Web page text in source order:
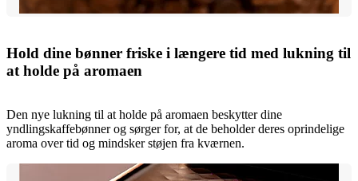
Hold dine bønner friske i længere tid med lukning til
at holde på aromaen
Den nye lukning til at holde på aromaen beskytter dine
yndlingskaffebønner og sørger for, at de beholder deres oprindelige
aroma over tid og mindsker støjen fra kværnen.